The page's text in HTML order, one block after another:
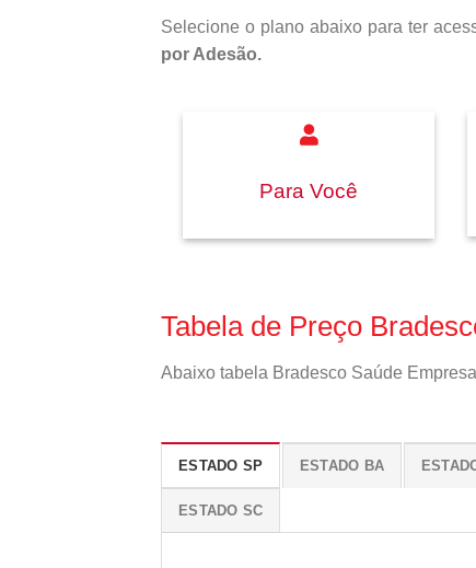
Selecione o plano abaixo para ter
por Adesão.
Para Você
Tabela de Preço
Abaixo tabela Bradesco Saúde
ESTADO SP ESTADO BA
ESTADO SC